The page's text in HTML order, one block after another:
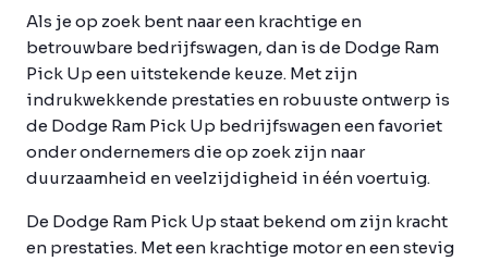
Als je op zoek bent naar een krachtige en
betrouwbare bedrijfswagen, dan is de Dodge Ram
Pick Up een uitstekende keuze. Met zijn
indrukwekkende prestaties en robuuste ontwerp is
de Dodge Ram Pick Up bedrijfswagen een favoriet
onder ondernemers die op zoek zijn naar
duurzaamheid en veelzijdigheid in één voertuig.
De Dodge Ram Pick Up staat bekend om zijn kracht
en prestaties. Met een krachtige motor en een stevig